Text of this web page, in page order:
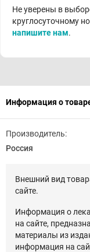
Не уверены в
круглосуточному
напишите нам.
Информация о
Производитель:
Россия
Внешний вид
сайте.
Информация о
на сайте,
материалы из
информация на